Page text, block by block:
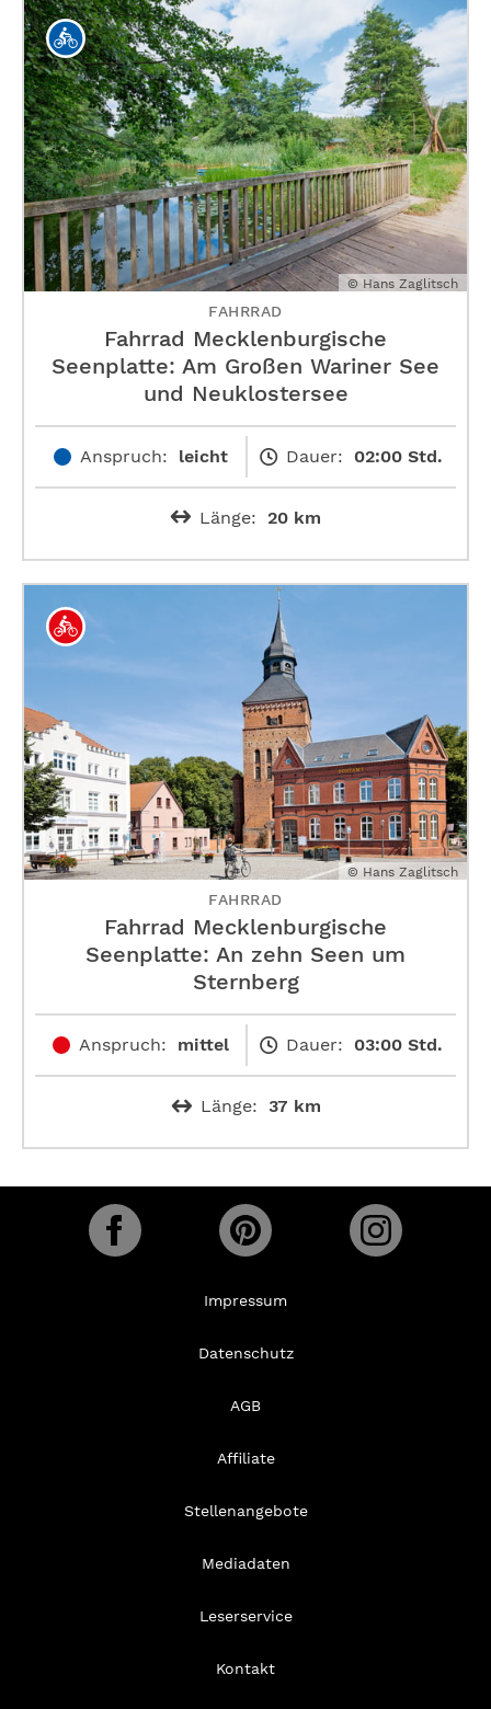
© Hans Zaglitsch
FAHRRAD
Fahrrad Mecklenburgische
Seenplatte: Am Großen Wariner See
und Neuklostersee
Anspruch: leicht Dauer: 02:00 Std.
Länge: 20 km
© Hans Zaglitsch
FAHRRAD
Fahrrad Mecklenburgische
Seenplatte: An zehn Seen um
Sternberg
Anspruch: mittel Dauer: 03:00 Std.
Länge: 37 km
Impressum
Datenschutz
AGB
Affiliate
Stellenangebote
Mediadaten
Leserservice
Kontakt